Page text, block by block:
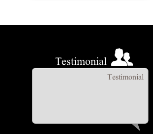
Testimonial
Testimonial